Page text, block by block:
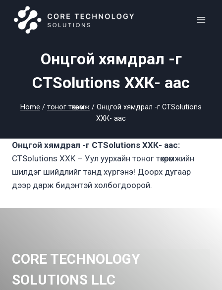
content
Онцгой хямдрал -г
CTSolutions ХХК- аас
Home / тоног төхөөрөмж / Онцгой хямдрал -г CTSolutions
ХХК- аас
Онцгой хямдрал -г CTSolutions ХХК- аас:
CTSolutions ХХК – Уул уурхайн тоног төхөөрөмжийн
шилдэг шийдлийг танд хүргэнэ! Доорх дугаар
дээр дарж бидэнтэй холбогдоорой.
CORE TECHNOLOGY
SOLUTIONS LLC